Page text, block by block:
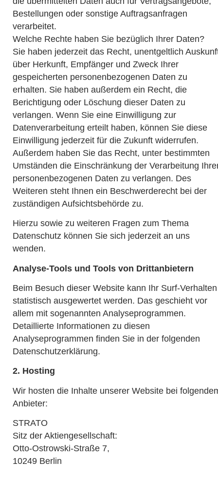
Bestellungen oder sonstige Auftragsanfragen
verarbeitet.
Welche Rechte haben Sie bezüglich Ihrer Daten?
Sie haben jederzeit das Recht, unentgeltlich
über Herkunft, Empfänger und Zweck Ihrer
gespeicherten personenbezogenen Daten zu
erhalten. Sie haben außerdem ein Recht, die
Berichtigung oder Löschung dieser Daten zu
verlangen. Wenn Sie eine Einwilligung zur
Datenverarbeitung erteilt haben, können Sie diese
Einwilligung jederzeit für die Zukunft widerrufen.
Außerdem haben Sie das Recht, unter bestimmten
Umständen die Einschränkung der Verarbeitung
personenbezogenen Daten zu verlangen. Des
Weiteren steht Ihnen ein Beschwerderecht bei der
zuständigen Aufsichtsbehörde zu.
Hierzu sowie zu weiteren Fragen zum Thema
Datenschutz können Sie sich jederzeit an uns
wenden.
Analyse-Tools und Tools von Drittanbietern
Beim Besuch dieser Website kann Ihr Surf-Verhalten
statistisch ausgewertet werden. Das geschieht vor
allem mit sogenannten Analyseprogrammen.
Detaillierte Informationen zu diesen
Analyseprogrammen finden Sie in der folgenden
Datenschutzerklärung.
2. Hosting
Wir hosten die Inhalte unserer Website bei
Anbieter:
STRATO
Sitz der Aktiengesellschaft:
Otto-Ostrowski-Straße 7,
10249 Berlin